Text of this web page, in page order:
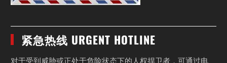
紧急热线 URGENT HOTLINE
对于受到威胁或正处于危险状态下的人权捍卫者，可通过电